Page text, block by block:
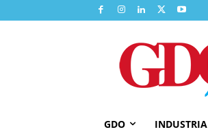
GDO INDUSTRIA